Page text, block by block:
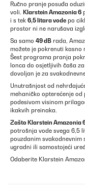
Ručno pranje posuđa
voli. Klarstein Amazonia 6
i s tek 6,5 litara vode po
prostor ni ne narušava
Sa samo 49 dB rada,
možete je pokrenuti kasno
Šest programa pranja
lonca do osjetljivih čaša
dovoljan je za
Unutrašnjost od
mehaničko opterećenje
podesivom visinom
ikakvih preinaka.
Zašto Klarstein Amazonia
potrošnja vode svega 6,5
pouzdanim svakodnevnim
ugradni ili samostojeći
Odaberite Klarstein